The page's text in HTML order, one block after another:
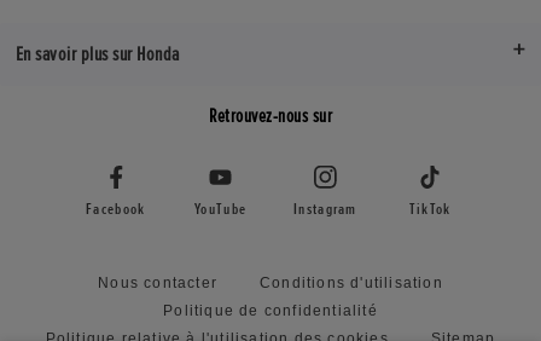
En savoir plus sur Honda
Retrouvez-nous sur
Facebook YouTube Instagram TikTok
Nous contacter
Conditions d'utilisation
Politique de confidentialité